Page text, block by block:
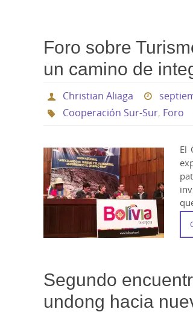
Foro sobre
un camino de
Christian Aliaga
Cooperación Sur-Sur, Foro
El
Segundo
undong hacia